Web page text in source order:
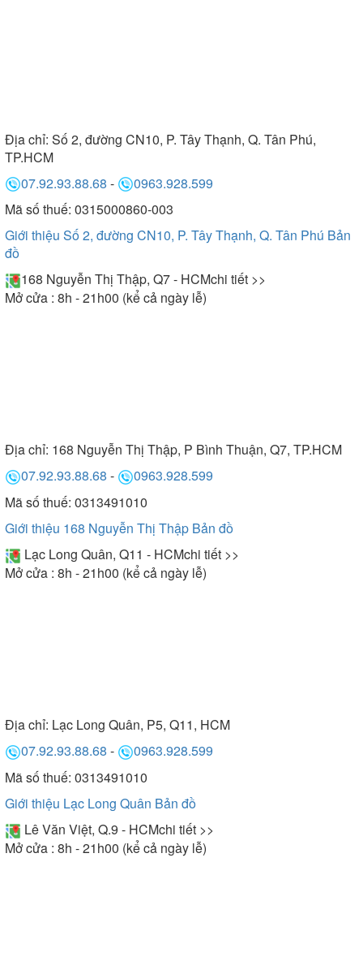
Địa chỉ: Số 2, đường CN10, P. Tây Thạnh, Q. Tân Phú,
TP.HCM
07.92.93.88.68 -
0963.928.599
Mã số thuế: 0315000860-003
Giới thiệu Số 2, đường CN10, P. Tây Thạnh, Q. Tân Phú Bản
đồ
168 Nguyễn Thị Thập, Q7 - HCMchi tiết >>
Mở cửa : 8h - 21h00 (kể cả ngày lễ)
Địa chỉ: 168 Nguyễn Thị Thập, P Bình Thuận, Q7, TP.HCM
07.92.93.88.68 -
0963.928.599
Mã số thuế: 0313491010
Giới thiệu 168 Nguyễn Thị Thập Bản đồ
Lạc Long Quân, Q11 - HCMchi tiết >>
Mở cửa : 8h - 21h00 (kể cả ngày lễ)
Địa chỉ: Lạc Long Quân, P5, Q11, HCM
07.92.93.88.68 -
0963.928.599
Mã số thuế: 0313491010
Giới thiệu Lạc Long Quân Bản đồ
Lê Văn Việt, Q.9 - HCMchi tiết >>
Mở cửa : 8h - 21h00 (kể cả ngày lễ)